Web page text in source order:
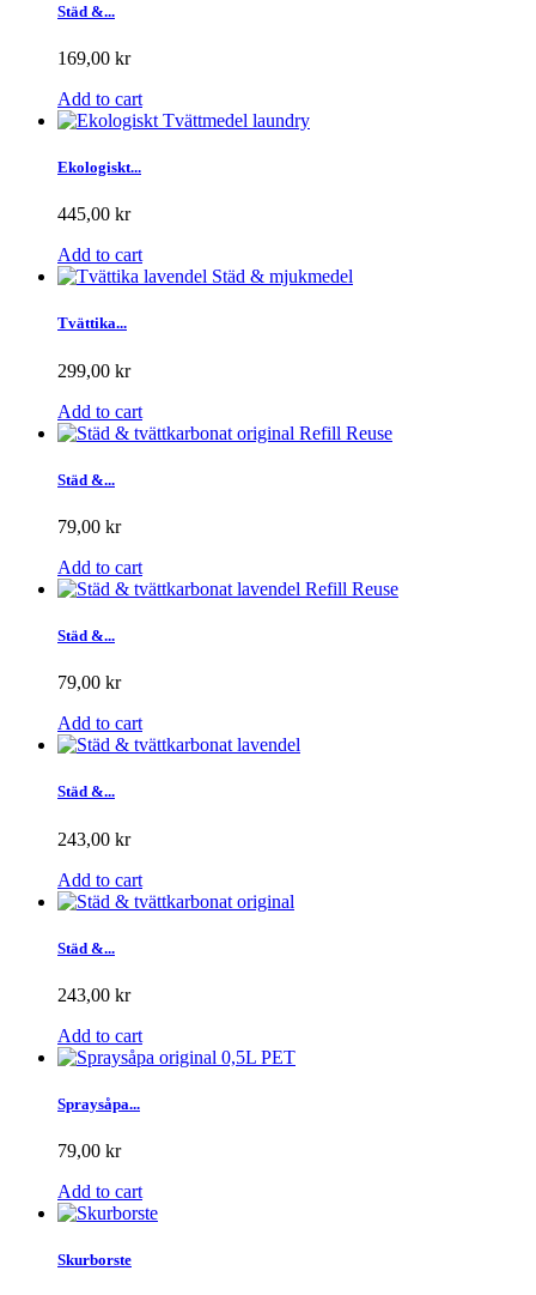
Städ &...
169,00 kr
Add to cart
Ekologiskt...
445,00 kr
Add to cart
Tvättika...
299,00 kr
Add to cart
Städ &...
79,00 kr
Add to cart
Städ &...
79,00 kr
Add to cart
Städ &...
243,00 kr
Add to cart
Städ &...
243,00 kr
Add to cart
Spraysåpa...
79,00 kr
Add to cart
Skurborste